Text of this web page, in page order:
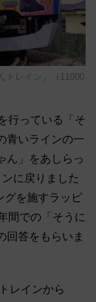
トレイン」（11000
行っている「そ
青いラインの一
ん」をあしらっ
に戻りました
グを施すラッピ
間での「そうに
回答をもらいま
レインから